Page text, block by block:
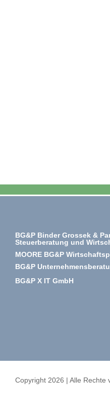
BG&P Binder Grossek &
Steuerberatung und
MOORE BG&P
BG&P
BG&P X IT GmbH
Copyright 2026 | Alle Rechte